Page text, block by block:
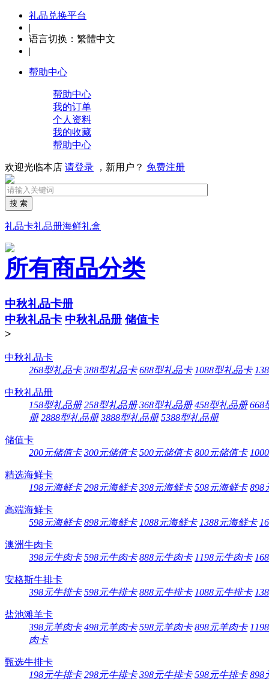
礼品兑换平台
|
语言切换： 繁體中文
|
帮助中心
帮助中心
我的订单
个人资料
我的收藏
帮助中心
欢迎光临本店 请登录 ，新用户？ 免费注册
搜 索
礼品卡礼品册海鲜礼盒
所有商品分类
中秋礼品卡册
中秋礼品卡 中秋礼品册 储值卡
>
中秋礼品卡
268型礼品卡 388型礼品卡 688型礼品卡 1088型礼品卡
中秋礼品册
158型礼品册 258型礼品册 368型礼品册 458型礼品册 668
册 2888型礼品册 3888型礼品册 5388型礼品册
储值卡
200元储值卡 300元储值卡 500元储值卡 800元储值卡
精选海鲜卡
198元海鲜卡 298元海鲜卡 398元海鲜卡 598元海鲜卡 898
高端海鲜卡
598元海鲜卡 898元海鲜卡 1088元海鲜卡 1388元海鲜卡
澳洲牛肉卡
398元牛肉卡 598元牛肉卡 888元牛肉卡 1198元牛肉卡
安格斯牛排卡
398元牛排卡 598元牛排卡 888元牛排卡 1088元牛排卡
盐池滩羊卡
398元羊肉卡 498元羊肉卡 598元羊肉卡 898元羊肉卡
肉卡
甄选牛排卡
198元牛排卡 298元牛排卡 398元牛排卡 598元牛排卡 898